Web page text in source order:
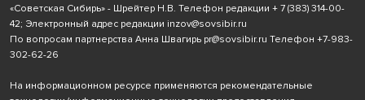
«Советская Сибирь» - Шрейтер Н.В. Телефон редакции + 7 (383) 314-00-
42; Электронный адрес редакции inzov@sovsibir.ru
По вопросам партнерства Анна Швагирь pr@sovsibir.ru Телефон +7-983-
302-62-26
На информационном ресурсе применяются рекомендательные